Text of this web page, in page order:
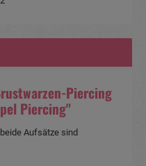
Piercing
Piercing"
Aufsätze sind